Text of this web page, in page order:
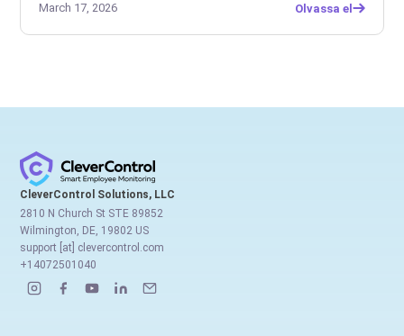
March 17, 2026 Olvassa el
CleverControl Solutions, LLC
2810 N Church St STE 89852
Wilmington, DE, 19802 US
support [at] clevercontrol.com
+14072501040